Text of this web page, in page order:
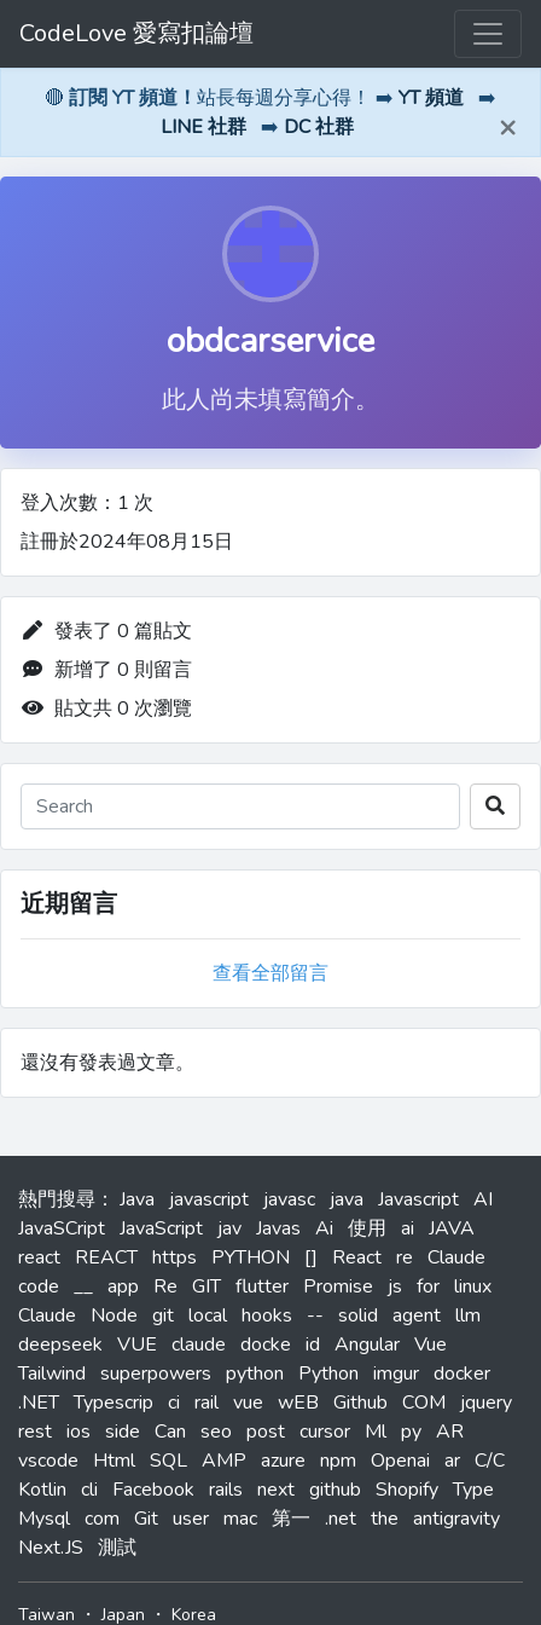
CodeLove 愛寫扣論壇
🔴 訂閱 YT 頻道！ 站長每週分享心得！ ➡️ YT 頻道 ➡️
LINE 社群 ➡️ DC 社群 ×
obdcarservice
此人尚未填寫簡介。
登入次數：1 次
註冊於2024年08月15日
發表了 0 篇貼文
新增了 0 則留言
貼文共 0 次瀏覽
近期留言
查看全部留言
還沒有發表過文章。
熱門搜尋 ： Java javascript javasc java Javascript AI
JavaSCript JavaScript jav Javas Ai 使用 ai JAVA
react REACT https PYTHON [] React re Claude
code __ app Re GIT flutter Promise js for linux
Claude
Node git local hooks -- solid agent llm
deepseek VUE claude docke id Angular Vue
Tailwind superpowers python Python imgur docker
.NET Typescrip ci rail vue wEB Github COM
jquery
rest ios side Can seo post cursor Ml py AR
vscode
Html SQL AMP azure npm Openai ar C/C
Kotlin cli Facebook rails next github Shopify Type
Mysql com Git user mac 第一 .net the antigravity
Next.JS 測試
Taiwan ・Japan ・ Korea